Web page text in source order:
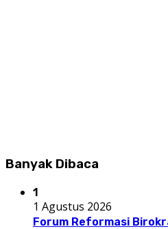
Banyak Dibaca
1
1 Agustus 2026
Forum Reformasi